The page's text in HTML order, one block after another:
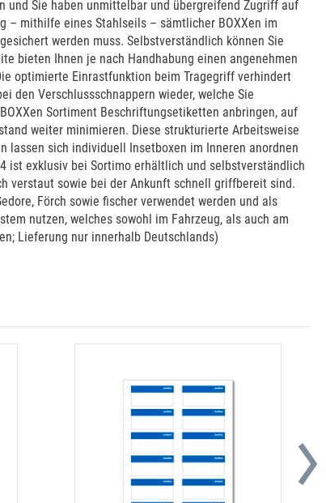
und Sie haben unmittelbar und übergreifend Zugriff auf
– mithilfe eines Stahlseils – sämtlicher BOXXen im
werden muss. Selbstverständlich können Sie
bieten Ihnen je nach Handhabung einen angenehmen
optimierte Einrastfunktion beim Tragegriff verhindert
den Verschlussschnappern wieder, welche Sie
Sortiment Beschriftungsetiketten anbringen, auf
weiter minimieren. Diese strukturierte Arbeitsweise
lassen sich individuell Insetboxen im Inneren anordnen
ist exklusiv bei Sortimo erhältlich und selbstverständlich
verstaut sowie bei der Ankunft schnell griffbereit sind.
Förch sowie fischer verwendet werden und als
nutzen, welches sowohl im Fahrzeug, als auch am
Lieferung nur innerhalb Deutschlands)